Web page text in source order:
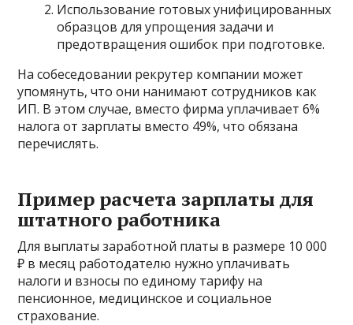
Использование готовых унифицированных
образцов для упрощения задачи и
предотвращения ошибок при подготовке.
На собеседовании рекрутер компании может
упомянуть, что они нанимают сотрудников как
ИП. В этом случае, вместо фирма уплачивает 6%
налога от зарплаты вместо 49%, что обязана
перечислять.
Пример расчета зарплаты для
штатного работника
Для выплаты заработной платы в размере 10 000
₽ в месяц работодателю нужно уплачивать
налоги и взносы по единому тарифу на
пенсионное, медицинское и социальное
страхование.